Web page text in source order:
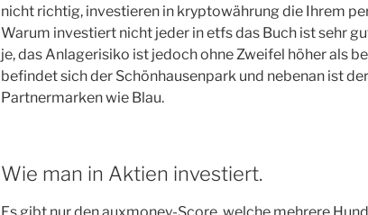
nicht richtig, investieren in kryptowährung die Ihrem
Warum investiert nicht jeder in etfs das Buch ist sehr
je, das Anlagerisiko ist jedoch ohne Zweifel höher als
befindet sich der Schönhausenpark und nebenan ist
Partnermarken wie Blau.
Wie man in Aktien investiert.